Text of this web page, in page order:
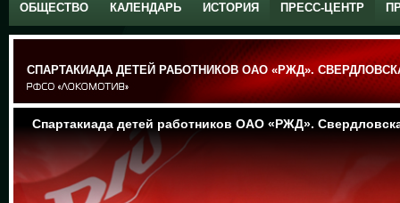
ОБЩЕСТВО КАЛЕНДАРЬ ИСТОРИЯ ПРЕСС-ЦЕНТР
СПАРТАКИАДА ДЕТЕЙ РАБОТНИКОВ ОАО «РЖД».